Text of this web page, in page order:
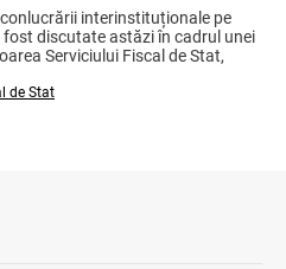
în cadrul proiectului
publice și a
fiscale pentru aderarea la
Serviciul Fiscal de Stat
interinstituționale pe
discutate astăzi în cadrul unei
Serviciului Fiscal de Stat,
de Stat